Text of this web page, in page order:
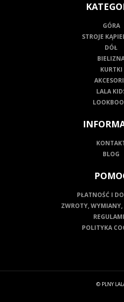
GÓRA
STROJE
DÓŁ
KURTKI
LALA
BLOG
PŁATNOŚĆ I
ZWROTY, WYMIANY,
POLITYKA
© PLNY